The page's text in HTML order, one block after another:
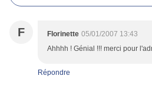
F Florinette 05/01/2007 13:43
Ahhhh ! Génial !!! merci pour
Répondre